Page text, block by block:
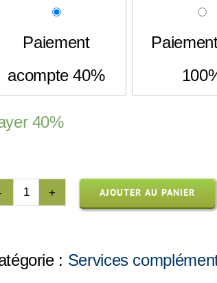
Paiement
acompte 40%
40%
quantité
portatif
AJOUTER AU PANIER
: Services